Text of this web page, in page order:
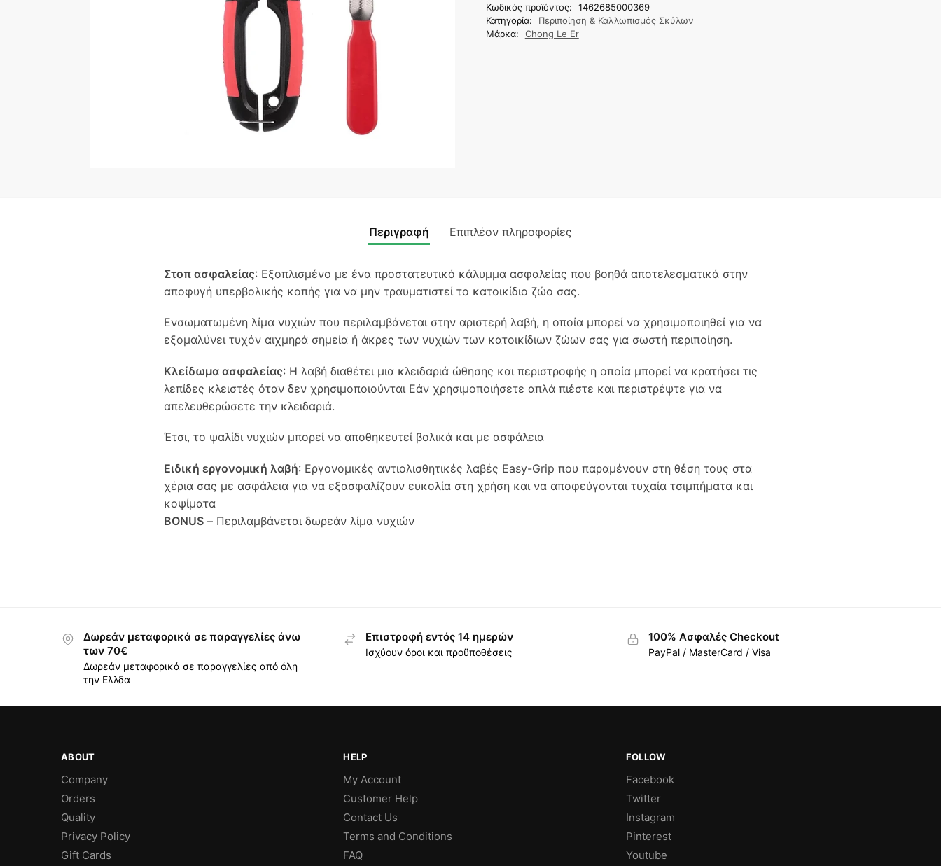
Κωδικός προϊόντος:
1462685000369
Κατηγορία:
Περιποίηση & Καλλωπισμός Σκύλων
Μάρκα:
Chong Le Er
Περιγραφή Επιπλέον πληροφορίες
Στοπ ασφαλείας: Εξοπλισμένο με ένα προστατευτικό κάλυμμα ασφαλείας που βοηθά αποτελεσματικά στην
αποφυγή υπερβολικής κοπής για να μην τραυματιστεί το κατοικίδιο ζώο σας.
Ενσωματωμένη λίμα νυχιών που περιλαμβάνεται στην αριστερή λαβή, η οποία μπορεί να χρησιμοποιηθεί για να
εξομαλύνει τυχόν αιχμηρά σημεία ή άκρες των νυχιών των κατοικίδιων ζώων σας για σωστή περιποίηση.
Κλείδωμα ασφαλείας: Η λαβή διαθέτει μια κλειδαριά ώθησης και περιστροφής η οποία μπορεί να κρατήσει τις
λεπίδες κλειστές όταν δεν χρησιμοποιούνται Εάν χρησιμοποιήσετε απλά πιέστε και περιστρέψτε για να
απελευθερώσετε την κλειδαριά.
Έτσι, το ψαλίδι νυχιών μπορεί να αποθηκευτεί βολικά και με ασφάλεια
Ειδική εργονομική λαβή: Εργονομικές αντιολισθητικές λαβές Easy-Grip που παραμένουν στη θέση τους στα
χέρια σας με ασφάλεια για να εξασφαλίζουν ευκολία στη χρήση και να αποφεύγονται τυχαία τσιμπήματα και
κοψίματα
BONUS– Περιλαμβάνεται δωρεάν λίμα νυχιών
Δωρεάν μεταφορικά σε παραγγελίες άνω
των 70€
Δωρεάν μεταφορικά σε παραγγελίες από όλη
την Ελλδα
Επιστροφή εντός 14 ημερών
Ισχύουν όροι και προϋποθέσεις
100% Ασφαλές Checkout
PayPal / MasterCard / Visa
ABOUT
Company
Orders
Quality
Privacy Policy
Gift Cards
HELP
My Account
Customer Help
Contact Us
Terms and Conditions
FAQ
FOLLOW
Facebook
Twitter
Instagram
Pinterest
Youtube